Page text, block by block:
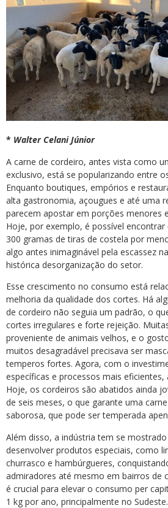
* Walter Celani Júnior
A carne de cordeiro, antes vista como
exclusivo, está se popularizando entre
Enquanto boutiques, empórios e
alta gastronomia, açougues e até uma
parecem apostar em porções menores
Hoje, por exemplo, é possível
300 gramas de tiras de costela por
algo antes inimaginável pela escassez
histórica desorganização do setor.
Esse crescimento no consumo está
melhoria da qualidade dos cortes. Há
de cordeiro não seguia um padrão, o
cortes irregulares e forte rejeição.
proveniente de animais velhos, e o
muitos desagradável precisava ser
temperos fortes. Agora, com o
específicas e processos mais
Hoje, os cordeiros são abatidos ainda
de seis meses, o que garante uma
saborosa, que pode ser temperada
Além disso, a indústria tem se
desenvolver produtos especiais, como
churrasco e hambúrgueres,
admiradores até mesmo em bairros de
é crucial para elevar o consumo per
1 kg por ano, principalmente no Sudeste.